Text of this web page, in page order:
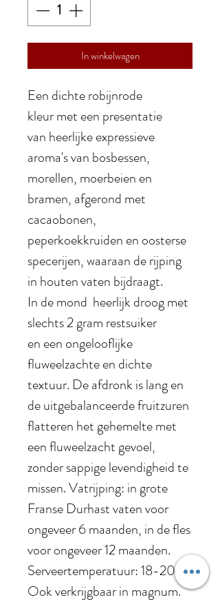
In winkelwagen
Een dichte robijnrode
kleur met een presentatie
van heerlijke expressieve
aroma's van bosbessen,
morellen, moerbeien en
bramen, afgerond met
cacaobonen,
peperkoekkruiden en oosterse
specerijen, waaraan de rijping
in houten vaten bijdraagt.
In de mond heerlijk droog met
slechts 2 gram restsuiker
en een ongelooflijke
fluweelzachte en dichte
textuur. De afdronk is lang en
de uitgebalanceerde fruitzuren
flatteren het gehemelte met
een fluweelzacht gevoel,
zonder sappige levendigheid te
missen. Vatrijping: in grote
Franse Durhast vaten voor
ongeveer 6 maanden, in de fles
voor ongeveer 12 maanden.
Serveertemperatuur: 18-20°C.
Ook verkrijgbaar in magnum.